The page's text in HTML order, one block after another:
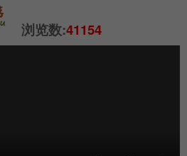
浏览数:41154